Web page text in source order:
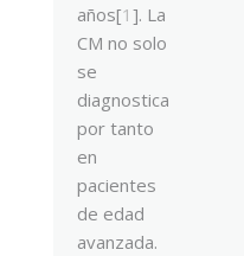
años[1 ]. La
CM no solo
se
diagnostica
por tanto
en
pacientes
de edad
avanzada.